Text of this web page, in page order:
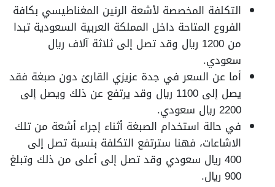
التكلفة المخصصة لأشعة الرنين المغناطيسي بكافة
الفروع المتاحة داخل المملكة العربية السعودية تبدا
من 1200 ريال وقد تصل إلى ثلاثة آلاف ريال
سعودي.
أما عن السعر في جدة عزيزي القارئ دون صبغة فقد
يصل إلى 1100 ريال وقد يرتفع عن ذلك ويصل إلى
2200 ريال سعودي.
في حالة استخدام الصبغة أثناء إجراء أشعة من تلك
الاشاعات، فهنا سترتفع التكلفة بنسبة تصل إلى
400 ريال سعودي وقد تصل إلى أعلى من ذلك وتبلغ
900 ريال.